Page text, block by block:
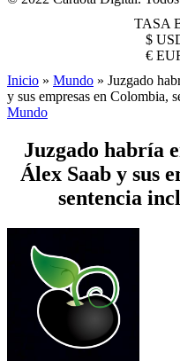
TASA
$
€
Inicio » Mundo » Juzgado
y sus empresas en Colombia,
Mundo
Juzgado habría
Álex Saab y sus
sentencia